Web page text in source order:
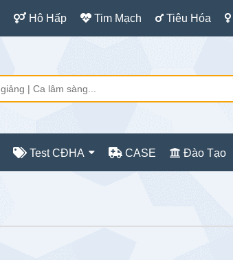
Hô Hấp Tim Mạch Tiêu Hóa
Test CĐHA CASE Đào Tạo